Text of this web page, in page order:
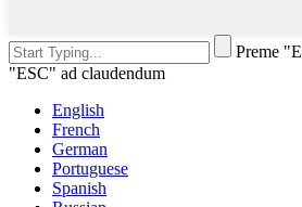
Preme
"ESC" ad claudendum
English
French
German
Portuguese
Spanish